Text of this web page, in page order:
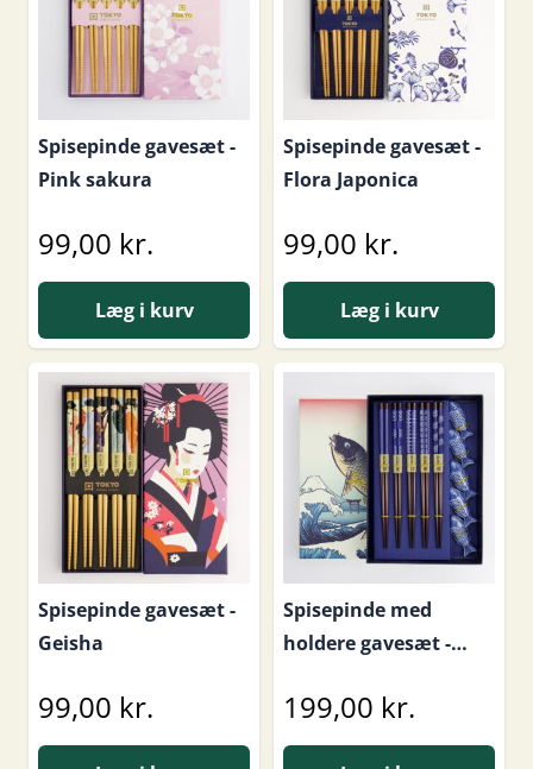
Spisepinde gavesæt -
Pink sakura
99,00 kr.
Læg i kurv
Spisepinde gavesæt -
Flora Japonica
99,00 kr.
Læg i kurv
Spisepinde gavesæt -
Geisha
99,00 kr.
Spisepinde med
holdere gavesæt -
199,00 kr.